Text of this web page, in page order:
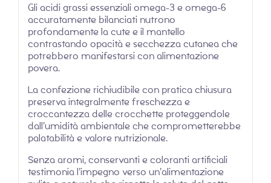
Gli acidi grassi essenziali omega-3 e omega-6
accuratamente bilanciati nutrono
profondamente la cute e il mantello
contrastando opacità e secchezza cutanea che
potrebbero manifestarsi con alimentazione
povera.
La confezione richiudibile con pratica chiusura
preserva integralmente freschezza e
croccantezza delle crocchette proteggendole
dall’umidità ambientale che comprometterebbe
palatabilità e valore nutrizionale.
Senza aromi, conservanti e coloranti artificiali
testimonia l’impegno verso un’alimentazione